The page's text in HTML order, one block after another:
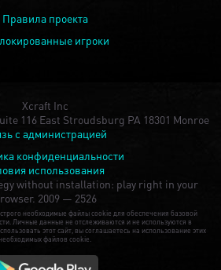
Правила проекта
игроки
Xcraft Inc
116 East Stroudsburg PA 18301 Monroe
с администрацией
конфиденциальности
использования
without installation: play right in your
2009 — 2526
необходимые файлы cookie для обеспечения базовой
Личные данные не отслеживаются и не используются в
этот сайт, вы соглашаетесь на использование этих
необходимых файлов cookie.